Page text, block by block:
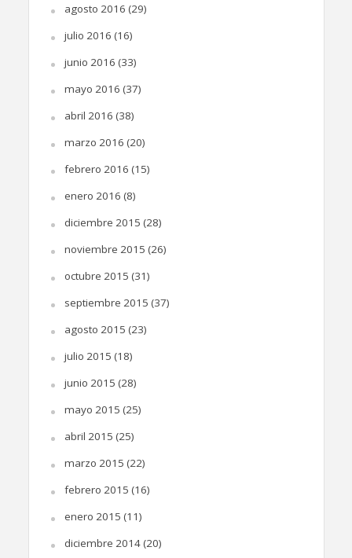
agosto 2016 (29)
julio 2016 (16)
junio 2016 (33)
mayo 2016 (37)
abril 2016 (38)
marzo 2016 (20)
febrero 2016 (15)
enero 2016 (8)
diciembre 2015 (28)
noviembre 2015 (26)
octubre 2015 (31)
septiembre 2015 (37)
agosto 2015 (23)
julio 2015 (18)
junio 2015 (28)
mayo 2015 (25)
abril 2015 (25)
marzo 2015 (22)
febrero 2015 (16)
enero 2015 (11)
diciembre 2014(20)